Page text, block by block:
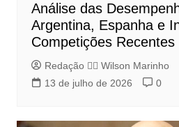
Análise das
Argentina, Espanha e
Competições Recentes
Redação 👨‍⚖️​ Wilson Marinho
13 de julho de 2026
0